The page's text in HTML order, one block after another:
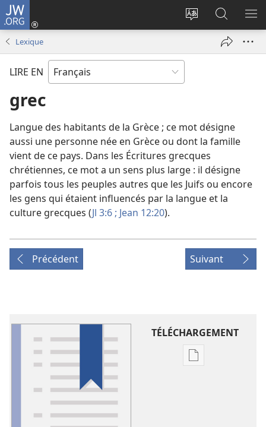
JW.ORG
Changer
langue
Se
connecter
nouvelle
sur
JW.ORG
Lexique
LIRE EN
grec
Langue des habitants de la Grèce ; ce mot désigne
aussi une personne née en Grèce ou dont la famille
vient de ce pays. Dans les Écritures grecques
chrétiennes, ce mot a un sens plus large : il désigne
parfois tous les peuples autres que les Juifs ou encore
les gens qui étaient influencés par la langue et la
culture grecques (Jl 3:6 ; Jean 12:20).
Précédent Suivant
TÉLÉCHARGEMENT
Options